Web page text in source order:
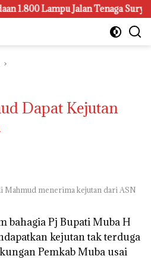
Lampu Jalan Tenaga Surya
Dapat Kejutan
Mahmud menerima kejutan dari ASN
bahagia Pj Bupati Muba H
kejutan tak terduga
Pemkab Muba usai